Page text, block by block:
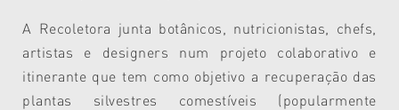
A Recoletora junta botânicos, nutricionistas, chefs,
artistas e designers num projeto colaborativo e
itinerante que tem como objetivo a recuperação das
plantas silvestres comestíveis (popularmente